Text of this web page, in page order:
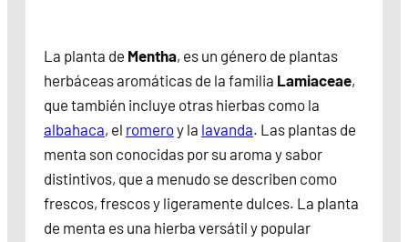
La planta de Mentha, es un género de plantas
herbáceas aromáticas de la familia Lamiaceae,
que también incluye otras hierbas como la
albahaca, el romeroy la lavanda. Las plantas de
menta son conocidas por su aroma y sabor
distintivos, que a menudo se describen como
frescos, frescos y ligeramente dulces. La planta
de menta es una hierba versátil y popular